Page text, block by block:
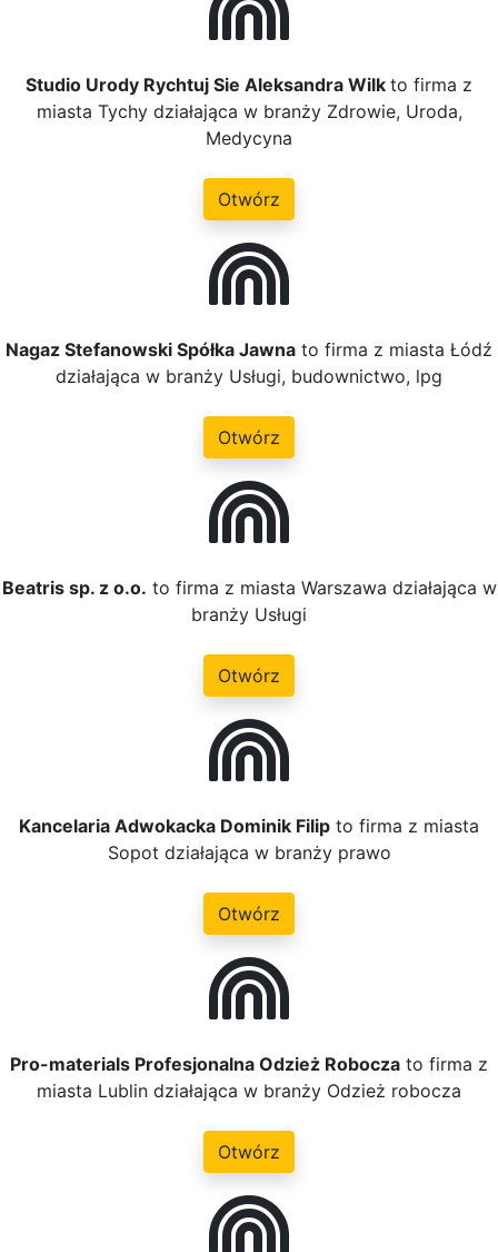
Studio Urody Rychtuj Sie Aleksandra Wilk to firma z
miasta Tychy działająca w branży Zdrowie, Uroda,
Medycyna
Otwórz
Nagaz Stefanowski Spółka Jawna to firma z miasta Łódź
działająca w branży Usługi, budownictwo, lpg
Otwórz
Beatris sp. z o.o. to firma z miasta Warszawa działająca w
branży Usługi
Otwórz
Kancelaria Adwokacka Dominik Filip to firma z miasta
Sopot działająca w branży prawo
Otwórz
Pro-materials Profesjonalna Odzież Robocza to firma z
miasta Lublin działająca w branży Odzież robocza
Otwórz